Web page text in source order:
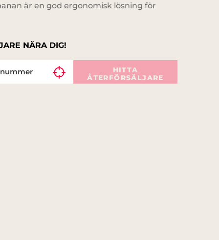
är en god ergonomisk lösning för
NÄRA DIG!
HITTA
ÅTERFÖRSÄLJARE